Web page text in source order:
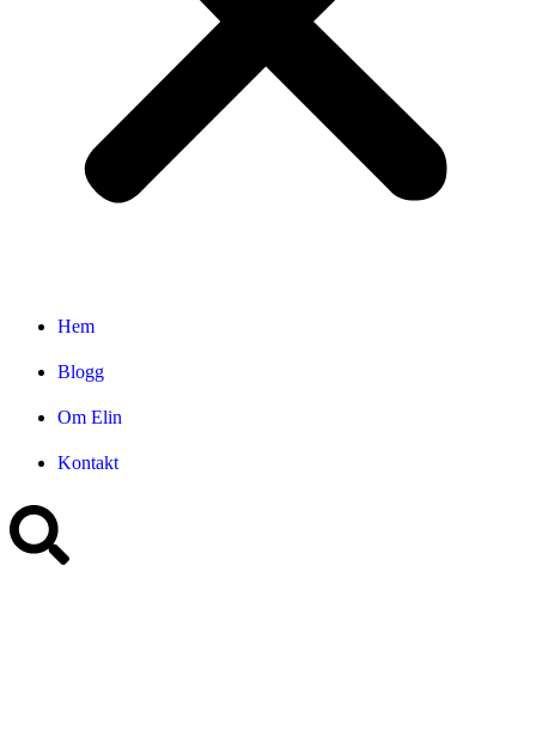
Hem
Blogg
Om Elin
Kontakt